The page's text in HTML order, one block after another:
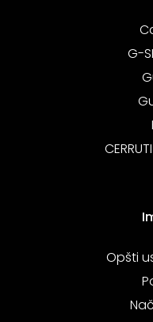
G-
Opšti